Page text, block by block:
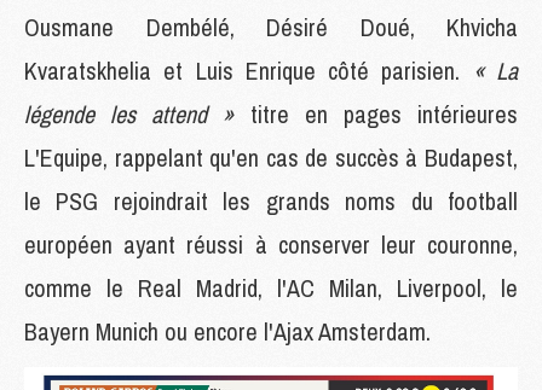
Ousmane Dembélé, Désiré Doué, Khvicha
Kvaratskhelia et Luis Enrique côté parisien. « La
légende les attend »titre en pages intérieures
L'Equipe, rappelant qu'en cas de succès à Budapest,
le PSG rejoindrait les grands noms du football
européen ayant réussi à conserver leur couronne,
comme le Real Madrid, l'AC Milan, Liverpool, le
Bayern Munich ou encore l'Ajax Amsterdam.